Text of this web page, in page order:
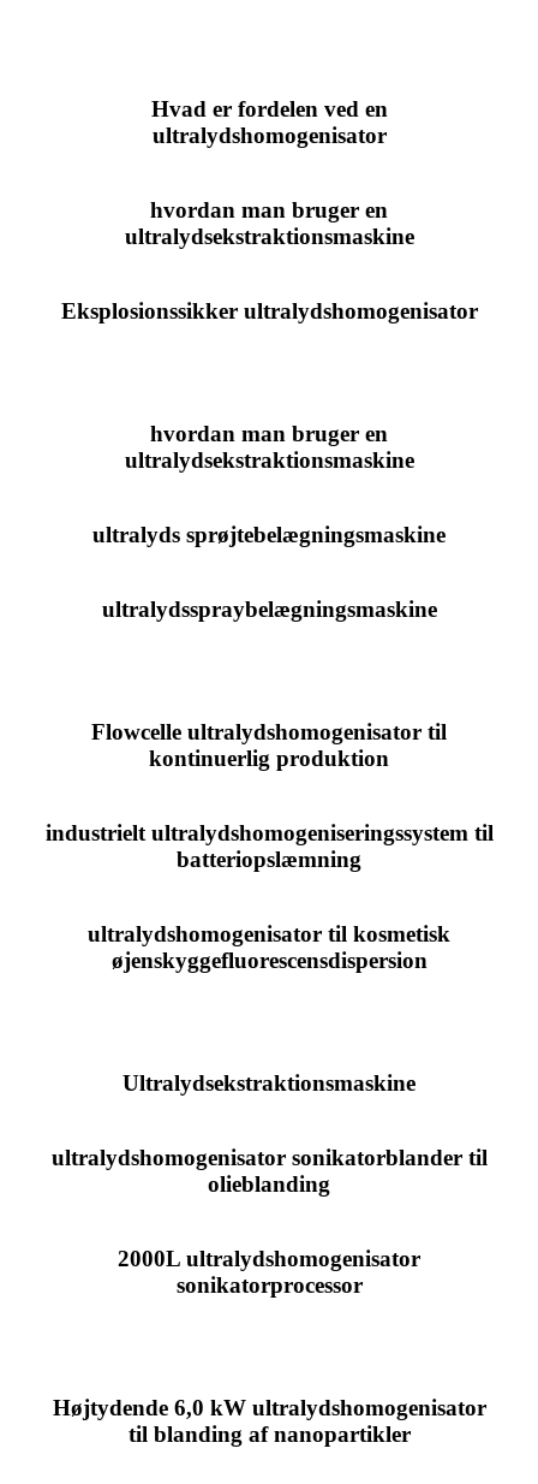
Hvad er fordelen ved en
ultralydshomogenisator
hvordan man bruger en
ultralydsekstraktionsmaskine
Eksplosionssikker ultralydshomogenisator
hvordan man bruger en
ultralydsekstraktionsmaskine
ultralyds sprøjtebelægningsmaskine
ultralydsspraybelægningsmaskine
Flowcelle ultralydshomogenisator til
kontinuerlig produktion
industrielt ultralydshomogeniseringssystem til
batteriopslæmning
ultralydshomogenisator til kosmetisk
øjenskyggefluorescensdispersion
Ultralydsekstraktionsmaskine
ultralydshomogenisator sonikatorblander til
olieblanding
2000L ultralydshomogenisator
sonikatorprocessor
Højtydende 6,0 kW ultralydshomogenisator
til blanding af nanopartikler